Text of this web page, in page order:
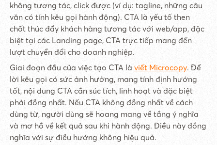
không tương tác, click được (ví dụ: tagline, những câu
văn có tính kêu gọi hành động). CTA là yếu tố then
chốt thúc đẩy khách hàng tương tác với web/app, đặc
biệt tại các Landing page, CTA trực tiếp mang đến
lượt chuyển đổi cho doanh nghiệp.
Giai đoạn đầu của việc tạo CTA là viết Microcopy. Để
lời kêu gọi có sức ảnh hưởng, mang tính định hướng
tốt, nội dung CTA cần súc tích, linh hoạt và đặc biệt
phải đồng nhất. Nếu CTA không đồng nhất về cách
dùng từ, người dùng sẽ hoang mang về tầng ý nghĩa
và mơ hồ về kết quả sau khi hành động. Điều này đồng
nghĩa với sự điều hướng không hiệu quả.